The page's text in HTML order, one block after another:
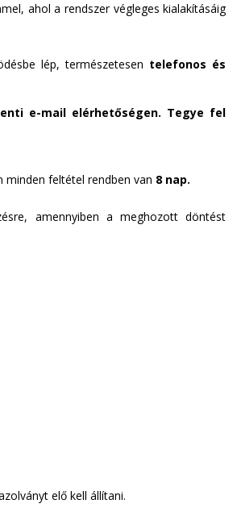
ahol a rendszer végleges kialakításáig
lép, természetesen telefonos és
e-mail elérhetőségen. Tegye fel
feltétel rendben van 8 nap.
amennyiben a meghozott döntést
elő kell állítani.